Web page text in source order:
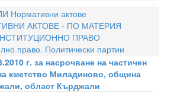
Нормативни актове
АКТОВЕ - ПО МАТЕРИЯ
ПРАВО
право. Политически партии
г. за насрочване на частичен
кметство Миладиново, община
област Кърджали